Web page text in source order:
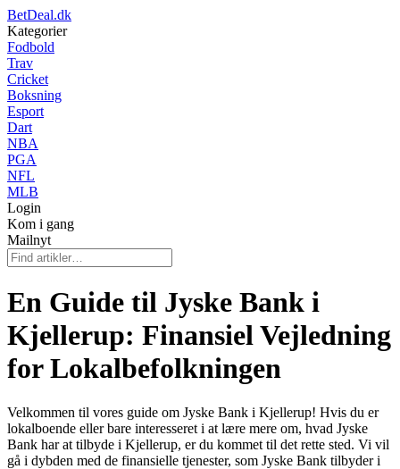
BetDeal.dk
Kategorier
Fodbold
Trav
Cricket
Boksning
Esport
Dart
NBA
PGA
NFL
MLB
Login
Kom i gang
Mailnyt
En Guide til Jyske Bank i
Kjellerup: Finansiel Vejledning
for Lokalbefolkningen
Velkommen til vores guide om Jyske Bank i Kjellerup! Hvis du er
lokalboende eller bare interesseret i at lære mere om, hvad Jyske
Bank har at tilbyde i Kjellerup, er du kommet til det rette sted. Vi vil
gå i dybden med de finansielle tjenester, som Jyske Bank tilbyder i